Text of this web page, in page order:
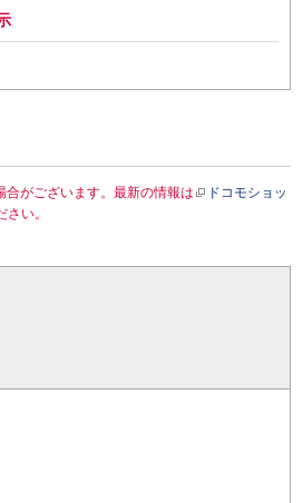
がございます。最新の情報は
ドコモショッ
い。